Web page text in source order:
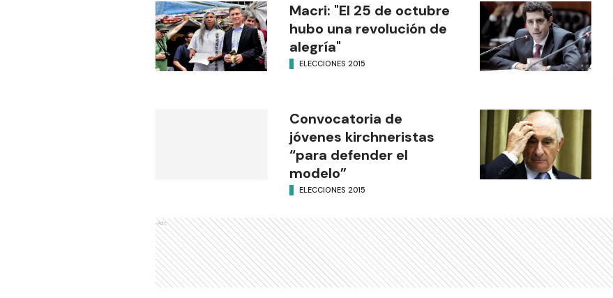
Macri: "El 25 de octubre
hubo una revolución de
alegría"
ELECCIONES 2015
Convocatoria de
jóvenes kirchneristas
“para defender el
modelo”
ELECCIONES 2015
Ads